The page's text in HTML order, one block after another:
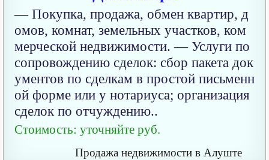
— Покупка, продажа, обмен квартир, д
омов, комнат, земельных участков, ком
мерческой недвижимости. — Услуги по
сопровождению сделок: сбор пакета док
ументов по сделкам в простой письменн
ой форме или у нотариуса; организация
сделок по отчуждению..
Стоимость: уточняйте руб.
Продажа недвижимости в Алуште